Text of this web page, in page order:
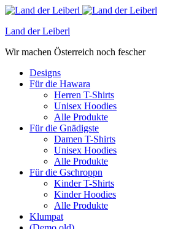
Land der Leiberl
Wir machen Österreich noch fescher
Designs
Für die Hawara
Herren T-Shirts
Unisex Hoodies
Alle Produkte
Für die Gnädigste
Damen T-Shirts
Unisex Hoodies
Alle Produkte
Für die Gschroppn
Kinder T-Shirts
Kinder Hoodies
Alle Produkte
Klumpat